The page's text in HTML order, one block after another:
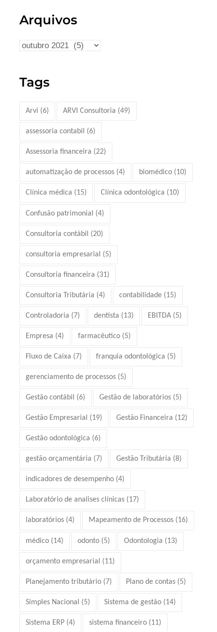
Arquivos
Tags
Arvi (6) ARVI Consultoria (49)
assessoria contabil (6)
Assessoria financeira (22)
automatização de processos (4) biomédico (10)
Clínica médica (15) Clínica odontológica (10)
Confusão patrimonial (4)
Consultoria contábil (20)
consultoria empresarial (5)
Consultoria financeira (31)
Consultoria Tributária (4) contabilidade (15)
Controladoria (7) dentista (13) EBITDA (5)
Empresa (4) farmacêutico (5)
Fluxo de Caixa (7) franquia odontológica (5)
gerenciamento de processos (5)
Gestão contábil (6) Gestão de laboratórios (5)
Gestão Empresarial (19) Gestão Financeira (12)
Gestão odontológica (6)
gestão orçamentária (7) Gestão Tributária (8)
indicadores de desempenho (4)
Laboratório de analises clínicas (17)
laboratórios (4) Mapeamento de Processos (16)
médico (14) odonto (5) Odontologia (13)
orçamento empresarial (11)
Planejamento tributário (7) Plano de contas (5)
Simples Nacional (5) Sistema de gestão (14)
Sistema ERP (4) sistema financeiro (11)